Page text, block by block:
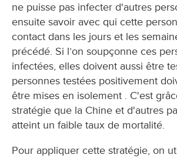
ne puisse pas infecter d'autres
ensuite savoir avec qui cette
contact dans les jours et les
précédé. Si l’on soupçonne ces
infectées, elles doivent aussi être
personnes testées positivement
être mises en isolement . C'est
stratégie que la Chine et d'autres
atteint un faible taux de mortalité.
Pour appliquer cette stratégie, on